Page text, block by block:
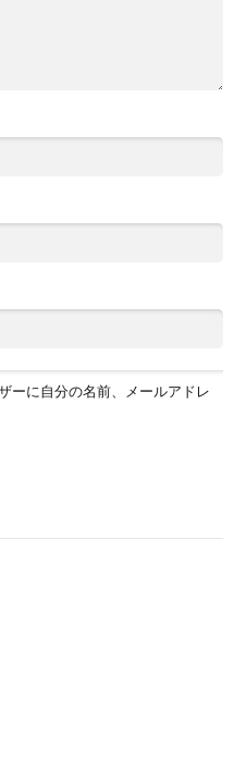
ーに自分の名前、メールアドレ